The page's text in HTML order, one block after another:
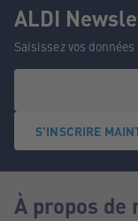
ALDI
Saisissez vos
S'INSCRIRE
À propos de